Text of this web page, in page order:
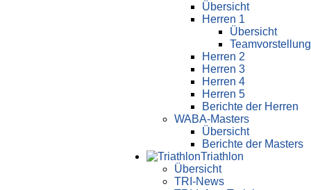
Übersicht
Herren 1
Übersicht
Teamvorstellung
Herren 2
Herren 3
Herren 4
Herren 5
Berichte der Herren
WABA-Masters
Übersicht
Berichte der Masters
Triathlon
Übersicht
TRI-News